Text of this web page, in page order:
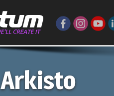
Arkisto